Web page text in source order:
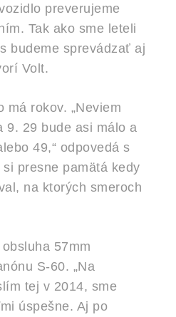
preverujeme
Tak ako sme leteli
budeme sprevádzať aj
Volt.
má rokov. „Neviem
9. 29 bude asi málo a
49,“ odpovedá s
presne pamätá kedy
na ktorých smeroch
57mm
S-60. „Na
tej v 2014, sme
úspešne. Aj po